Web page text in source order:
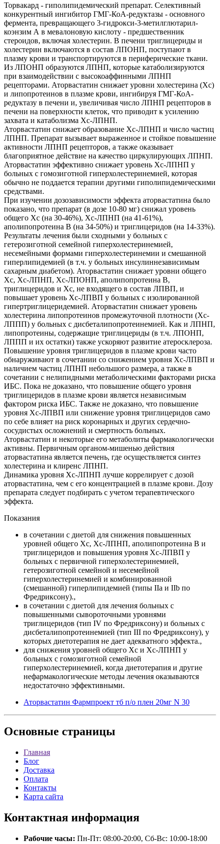
Торвакард - гиполипидемический препарат. Селективный
конкурентный ингибитор ГМГ-КоА-редуктазы - основного
фермента, превращающего 3-гидрокси-3-метилглютарил-
коэнзим А в мевалоновую кислоту - предшественник
стероидов, включая холестерин. В печени триглицериды и
холестерин включаются в состав ЛПОНП, поступают в
плазму крови и транспортируются в периферические ткани.
Из ЛПОНП образуются ЛПНП, которые катаболизируются
при взаимодействии с высокоаффинными ЛПНП
рецепторами. Аторвастатин снижает уровни холестерина (Хс)
и липопротеинов в плазме крови, ингибируя ГМГ-КоА-
редуктазу в печени и, увеличивая число ЛПНП рецепторов в
печени на поверхности клеток, что приводит к усилению
захвата и катаболизма Хс-ЛПНП.
Аторвастатин снижает образование Хс-ЛПНП и число частиц
ЛПНП. Препарат вызывает выраженное и стойкое повышение
активности ЛПНП рецепторов, а также оказывает
благоприятное действие на качество циркулирующих ЛПНП.
Аторвастатин эффективно снижает уровень Хс-ЛПНП у
больных с гомозиготной гиперхолестеринемией, которая
обычно не поддается терапии другими гиполипидемическими
средствами.
При изучении дозозависимости эффекта аторвастатина было
показано, что препарат (в дозе 10-80 мг) снижал уровень
общего Хс (на 30-46%), Хс-ЛПНП (на 41-61%),
аполипопротеина В (на 34-50%) и триглицеридов (на 14-33%).
Результаты лечения были сходными у больных с
гетерозиготной семейной гиперхолестеринемией,
несемейными формами гиперхолестеринемии и смешанной
гиперлипидемией (в т.ч. у больных инсулиннезависимым
сахарным диабетом). Аторвастатин снижает уровни общего
Хс, Хс-ЛПНП, Хс-ЛПОНП, аполипопротеина В,
триглицеридов и Хс, не входящего в состав ЛПВП, и
повышает уровень Хс-ЛПВП у больных с изолированной
гипертриглицеридемией. Аторвастатин снижает уровень
холестерина липопротеинов промежуточной плотности (Хс-
ЛППП) у больных с дисбеталипопротеинемией. Как и ЛПНП,
липопротеины, содержащие триглицериды (в т.ч. ЛПОНП,
ЛППП и их остатки) также ускоряют развитие атеросклероза.
Повышение уровня триглицеридов в плазме крови часто
обнаруживают в сочетании со снижением уровня Хс-ЛПВП и
наличием частиц ЛПНП небольшого размера, а также в
сочетании с нелипидными метаболическими факторами риска
ИБС. Пока не доказано, что повышение общего уровня
триглицеридов в плазме крови является независимым
фактором риска ИБС. Также не доказано, что повышение
уровня Хс-ЛПВП или снижение уровня триглицеридов само
по себе влияет на риск коронарных и других сердечно-
сосудистых осложнений и смертность больных.
Аторвастатин и некоторые его метаболиты фармакологически
активны. Первичным органом-мишенью действия
аторвастатина является печень, где осуществляется синтез
холестерина и клиренс ЛПНП.
Динамика уровня Хс-ЛПНП лучше коррелирует с дозой
аторвастатина, чем с его концентрацией в плазме крови. Дозу
препарата следует подбирать с учетом терапевтического
эффекта.
Показания
в сочетании с диетой для снижения повышенных
уровней общего Хс, Хс-ЛПНП, аполипопротеина В и
триглицеридов и повышения уровня Хс-ЛПВП у
больных с первичной гиперхолестеринемией,
гетерозиготной семейной и несемейной
гиперхолестеринемией и комбинированной
(смешанной) гиперлипидемией (типы IIa и IIb по
Фредриксону).,
в сочетании с диетой для лечения больных с
повышенными сывороточными уровнями
триглицеридов (тип IV по Фредриксону) и больных с
дисбеталипопротеинемией (тип III по Фредриксону), у
которых диетотерапия не дает адекватного эффекта.,
для снижения уровней общего Хс и Хс-ЛПНП у
больных с гомозиготной семейной
гиперхолестеринемией, когда диетотерапия и другие
нефармакологические методы лечения оказываются
недостаточно эффективными.
Аторвастатин Фармпроект тб п/о плен 20мг N 30
Основные страницы
Главная
Блог
Доставка
Оплата
Контакты
Карта сайта
Контактная информация
Рабочие часы: Пн-Пт: 08:00-20:00, Сб-Вс: 10:00-18:00